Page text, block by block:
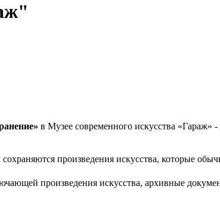
в Музее современного искусства «Гараж»
произведения искусства, которые
произведения искусства, архивные